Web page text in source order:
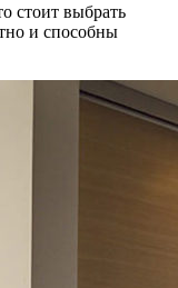
стоит выбрать
и способны